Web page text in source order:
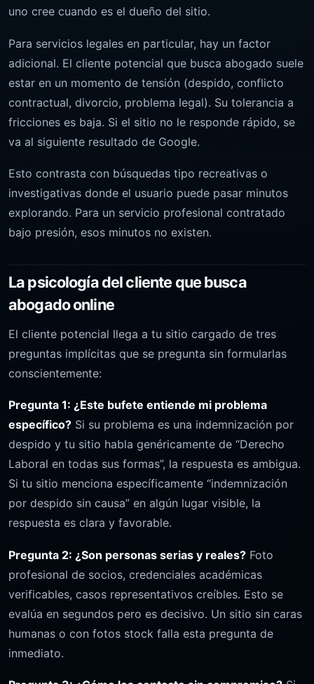
uno cree cuando es el dueño del sitio.
Para servicios legales en particular, hay un factor
adicional. El cliente potencial que busca abogado suele
estar en un momento de tensión (despido, conflicto
contractual, divorcio, problema legal). Su tolerancia a
fricciones es baja. Si el sitio no le responde rápido, se
va al siguiente resultado de Google.
Esto contrasta con búsquedas tipo recreativas o
investigativas donde el usuario puede pasar minutos
explorando. Para un servicio profesional contratado
bajo presión, esos minutos no existen.
La psicología del cliente que busca
abogado online
El cliente potencial llega a tu sitio cargado de tres
preguntas implícitas que se pregunta sin formularlas
conscientemente:
Pregunta 1: ¿Este bufete entiende mi problema
específico? Si su problema es una indemnización por
despido y tu sitio habla genéricamente de “Derecho
Laboral en todas sus formas”, la respuesta es ambigua.
Si tu sitio menciona específicamente “indemnización
por despido sin causa” en algún lugar visible, la
respuesta es clara y favorable.
Pregunta 2: ¿Son personas serias y reales? Foto
profesional de socios, credenciales académicas
verificables, casos representativos creíbles. Esto se
evalúa en segundos pero es decisivo. Un sitio sin caras
humanas o con fotos stock falla esta pregunta de
inmediato.